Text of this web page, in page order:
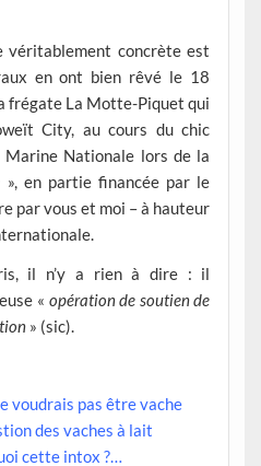
véritablement concrète est
en ont bien rêvé le 18
frégate La Motte-Piquet qui
City, au cours du chic
Nationale lors de la
», en partie financée par le
par vous et moi – à hauteur
il n’y a rien à dire : il
« opération de soutien de
» (sic).
voudrais pas être vache
des vaches à lait
cette intox ?…